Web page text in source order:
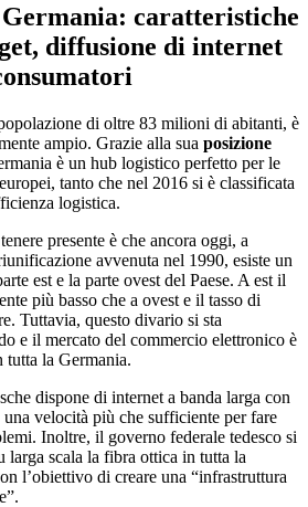
caratteristiche
diffusione di internet
di oltre 83 milioni di abitanti, è
ampio. Grazie alla sua posizione
è un hub logistico perfetto per le
tanto che nel 2016 si è classificata
logistica.
presente è che ancora oggi, a
avvenuta nel 1990, esiste un
est e la parte ovest del Paese. A est il
più basso che a ovest e il tasso di
Tuttavia, questo divario si sta
e il mercato del commercio elettronico è
tutta la Germania.
dispone di internet a banda larga con
velocità più che sufficiente per fare
Inoltre, il governo federale tedesco si
larga scala la fibra ottica in tutta la
l’obiettivo di creare una “infrastruttura